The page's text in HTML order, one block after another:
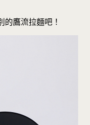
的鷹流拉麵吧！